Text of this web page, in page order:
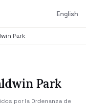
English
Park
Park
por la Ordenanza de